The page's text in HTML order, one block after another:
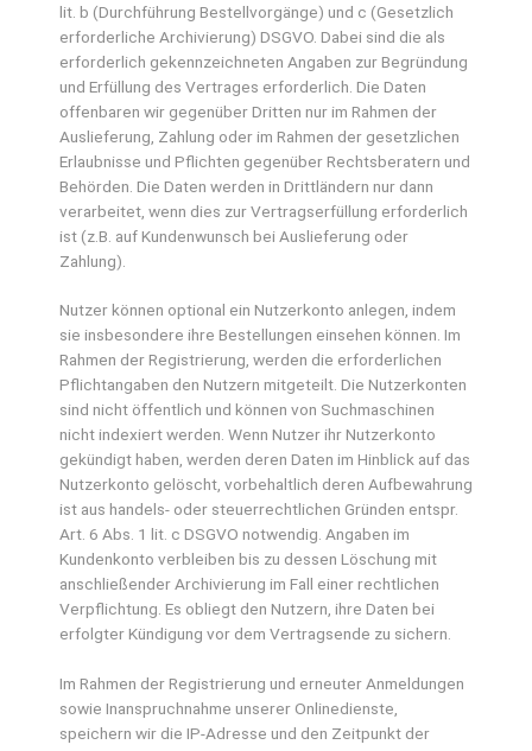
lit. b (Durchführung Bestellvorgänge) und c (Gesetzlich
erforderliche Archivierung) DSGVO. Dabei sind die als
erforderlich gekennzeichneten Angaben zur Begründung
und Erfüllung des Vertrages erforderlich. Die Daten
offenbaren wir gegenüber Dritten nur im Rahmen der
Auslieferung, Zahlung oder im Rahmen der gesetzlichen
Erlaubnisse und Pflichten gegenüber Rechtsberatern und
Behörden. Die Daten werden in Drittländern nur dann
verarbeitet, wenn dies zur Vertragserfüllung erforderlich
ist (z.B. auf Kundenwunsch bei Auslieferung oder
Zahlung).
Nutzer können optional ein Nutzerkonto anlegen, indem
sie insbesondere ihre Bestellungen einsehen können. Im
Rahmen der Registrierung, werden die erforderlichen
Pflichtangaben den Nutzern mitgeteilt. Die Nutzerkonten
sind nicht öffentlich und können von Suchmaschinen
nicht indexiert werden. Wenn Nutzer ihr Nutzerkonto
gekündigt haben, werden deren Daten im Hinblick auf das
Nutzerkonto gelöscht, vorbehaltlich deren Aufbewahrung
ist aus handels- oder steuerrechtlichen Gründen entspr.
Art. 6 Abs. 1 lit. c DSGVO notwendig. Angaben im
Kundenkonto verbleiben bis zu dessen Löschung mit
anschließender Archivierung im Fall einer rechtlichen
Verpflichtung. Es obliegt den Nutzern, ihre Daten bei
erfolgter Kündigung vor dem Vertragsende zu sichern.
Im Rahmen der Registrierung und erneuter Anmeldungen
sowie Inanspruchnahme unserer Onlinedienste,
speichern wir die IP-Adresse und den Zeitpunkt der